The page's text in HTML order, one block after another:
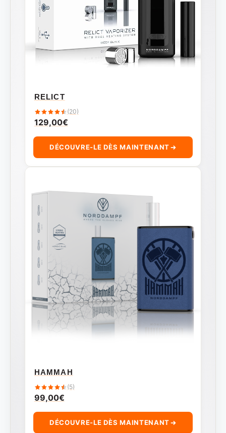
RELICT
(20)
129,00€
DÉCOUVRE-LE DÈS MAINTENANT
HAMMAH
(5)
99,00€
DÉCOUVRE-LE DÈS MAINTENANT